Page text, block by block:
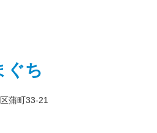
ぐち
蒲町33-21